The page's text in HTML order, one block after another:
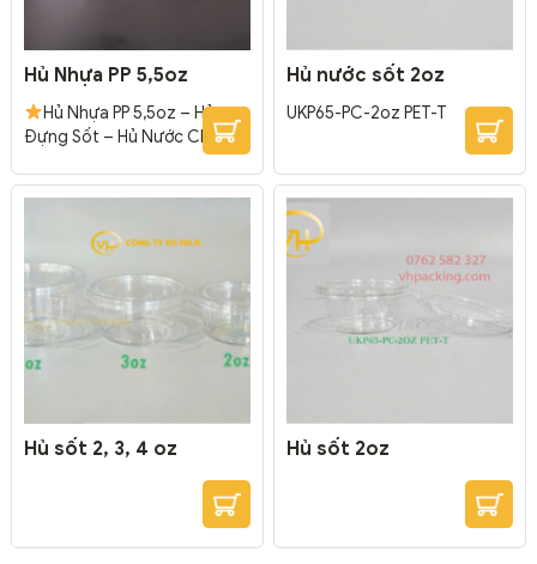
Hủ Nhựa PP 5,5oz
Hủ Nhựa PP 5,5oz – Hủ
Đựng Sốt – Hủ Nước Chấm
Hủ nhựa PP 5,5oz được sử
dụng rộng rãi trong kinh
2oz chuyên dùng để đựng
sốt, nước chấm, gia vị đi kèm
món ăn. H.PP.5.5OZ.TTK
Kích Thước: Miệng: 75 mm
– Đáy: 53 mm – Cao: 61 mm
Đóng...
Hủ nước sốt 2oz
UKP65-PC-2oz PET-T
Hủ sốt 2, 3, 4 oz Hủ sốt 2oz